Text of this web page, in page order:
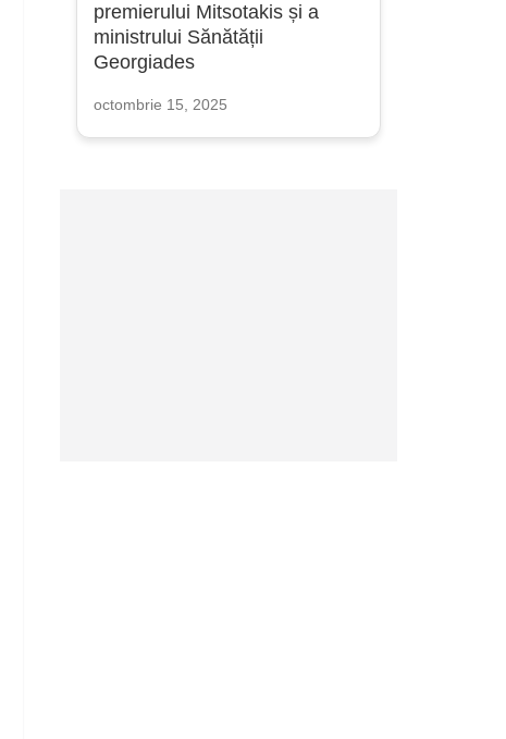
premierului Mitsotakis și a
ministrului Sănătății
Georgiades
octombrie 15, 2025